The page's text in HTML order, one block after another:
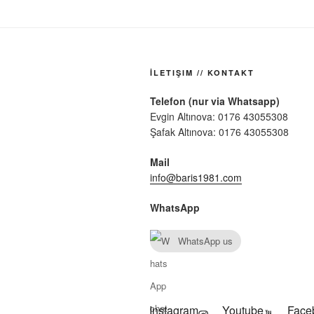
İLETIŞIM // KONTAKT
Telefon (nur via Whatsapp)
Evgin Altınova: 0176 43055308
Şafak Altınova: 0176 43055308
Mail
info@baris1981.com
WhatsApp
WhatsApp us
Instagram Youtube